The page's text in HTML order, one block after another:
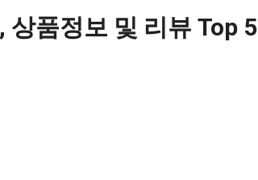
상품정보 및 리뷰 Top 5